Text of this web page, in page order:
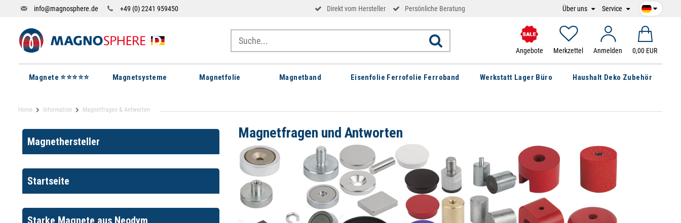
info@magnosphere.de +49 (0) 2241 959450 Direkt vom Hersteller Persönliche Beratung Über uns Service
Angebote Merkzettel Anmelden 0,00 EUR
Magnete ⭐⭐⭐⭐⭐ Magnetsysteme Magnetfolie Magnetband Eisenfolie Ferrofolie Ferroband Werkstatt Lager Büro Haushalt Deko Zubehör
Home Information Magnetfragen & Antworten
Magnethersteller
Startseite
Starke Magnete aus Neodym
Magnetfragen und Antworten